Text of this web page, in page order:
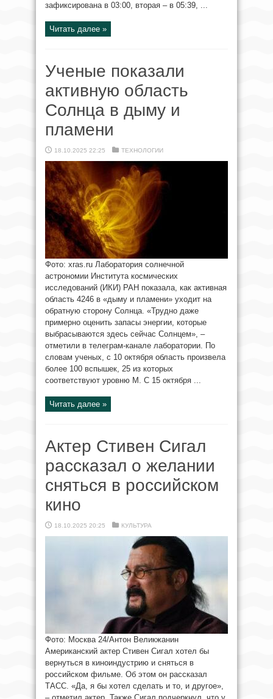
зафиксирована в 03:00, вторая – в 05:39, ...
Читать далее »
Ученые показали
активную область
Солнца в дыму и
пламени
18.10.2025 22:25 ТЕХНОЛОГИИ
Фото: xras.ru Лаборатория солнечной
астрономии Института космических
исследований (ИКИ) РАН показала, как активная
область 4246 в «дыму и пламени» уходит на
обратную сторону Солнца. «Трудно даже
примерно оценить запасы энергии, которые
выбрасываются здесь сейчас Солнцем», –
отметили в телеграм-канале лаборатории. По
словам ученых, с 10 октября область произвела
более 100 вспышек, 25 из которых
соответствуют уровню М. С 15 октября ...
Читать далее »
Актер Стивен Сигал
рассказал о желании
сняться в российском
кино
18.10.2025 20:25 КУЛЬТУРА
Фото: Москва 24/Антон Великжанин
Американский актер Стивен Сигал хотел бы
вернуться в киноиндустрию и сняться в
российском фильме. Об этом он рассказал
ТАСС. «Да, я бы хотел сделать и то, и другое»,